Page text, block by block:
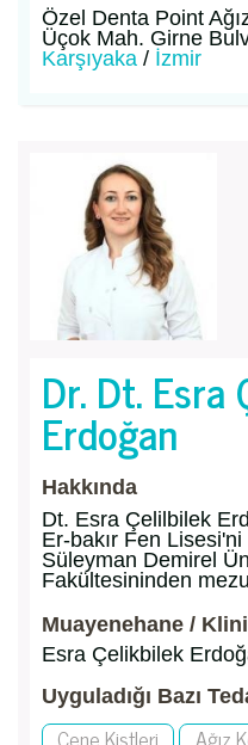
Özel Denta Point
Üçok Mah. Girne
Karşıyaka / İzmir
Dr. Dt.
Erdoğan
Hakkında
Dt. Esra Çelilbilek
Er-bakır Fen
Süleyman Demirel
Fakültesininden
Muayenehane /
Esra Çelikbilek
Uyguladığı Bazı